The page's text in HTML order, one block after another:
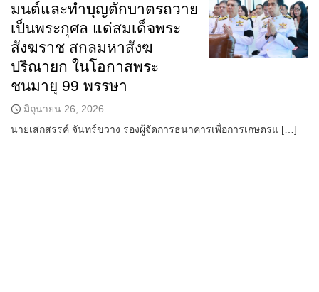
ใคร ทำอะไร ที่ไหน
สถานีข่าววันนี้
มนต์และทำบุญตักบาตรถวาย
เป็นพระกุศล แด่สมเด็จพระ
สังฆราช สกลมหาสังฆ
ปริณายก ในโอกาสพระ
ชนมายุ 99 พรรษา
มิถุนายน 26, 2026
นายเสกสรรค์ จันทร์ขวาง รองผู้จัดการธนาคารเพื่อการเกษตรแ […]